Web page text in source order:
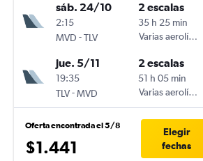
sáb. 24/10
2:15
MVD -TLV
2 escalas
35 h 25 min
Varias aerolíneas
jue. 5/11
19:35
TLV-MVD
2 escalas
51 h 05 min
Varias aerolíneas
Oferta encontrada el 5/8
$1.441
Elegir
fechas